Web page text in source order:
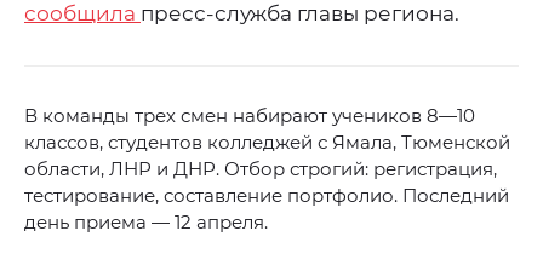
сообщила пресс-служба главы региона.
В команды трех смен набирают учеников 8—10
классов, студентов колледжей с Ямала, Тюменской
области, ЛНР и ДНР. Отбор строгий: регистрация,
тестирование, составление портфолио. Последний
день приема — 12 апреля.